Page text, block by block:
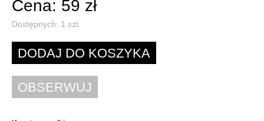
Cena: 59 zł
Dostępnych: 1 szt.